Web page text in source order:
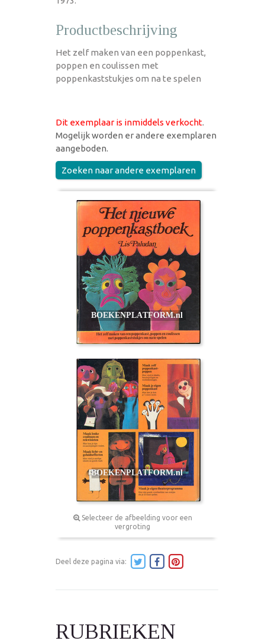
Productbeschrijving
Het zelf maken van een poppenkast,
poppen en coulissen met
poppenkaststukjes om na te spelen
Dit exemplaar is inmiddels verkocht.
Mogelijk worden er andere exemplaren
aangeboden.
Zoeken naar andere exemplaren
Selecteer de afbeelding voor een
vergroting
Deel deze pagina via:
RUBRIEKEN